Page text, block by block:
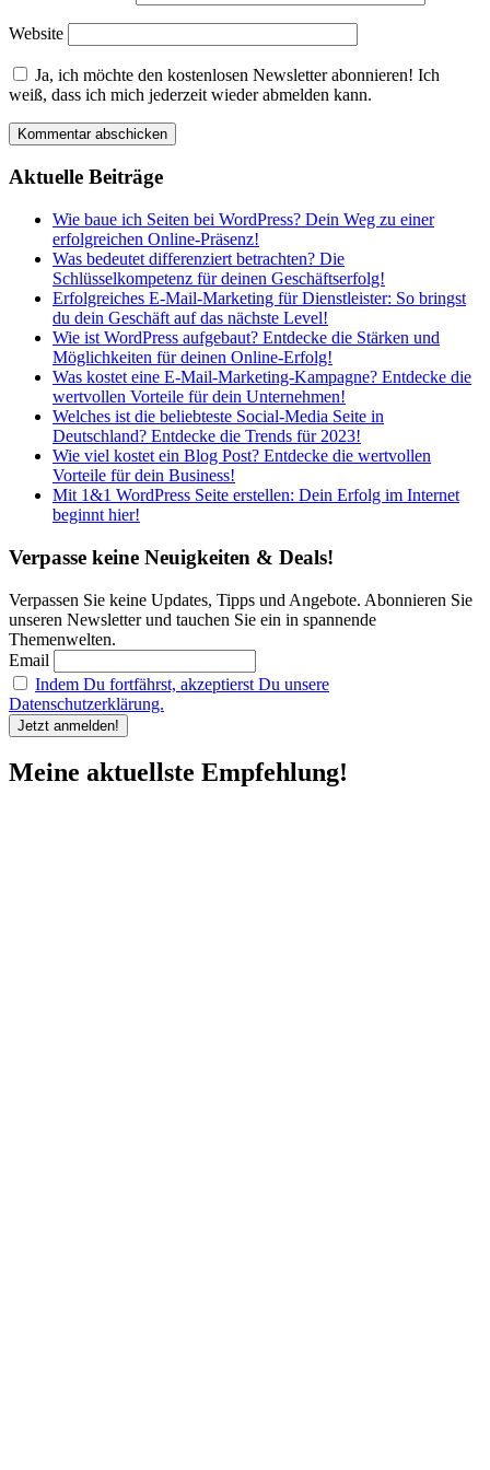
Website
Ja, ich möchte den kostenlosen Newsletter abonnieren! Ich
weiß, dass ich mich jederzeit wieder abmelden kann.
Aktuelle Beiträge
Wie baue ich Seiten bei WordPress? Dein Weg zu einer
erfolgreichen Online-Präsenz!
Was bedeutet differenziert betrachten? Die
Schlüsselkompetenz für deinen Geschäftserfolg!
Erfolgreiches E-Mail-Marketing für Dienstleister: So bringst
du dein Geschäft auf das nächste Level!
Wie ist WordPress aufgebaut? Entdecke die Stärken und
Möglichkeiten für deinen Online-Erfolg!
Was kostet eine E-Mail-Marketing-Kampagne? Entdecke die
wertvollen Vorteile für dein Unternehmen!
Welches ist die beliebteste Social-Media Seite in
Deutschland? Entdecke die Trends für 2023!
Wie viel kostet ein Blog Post? Entdecke die wertvollen
Vorteile für dein Business!
Mit 1&1 WordPress Seite erstellen: Dein Erfolg im Internet
beginnt hier!
Verpasse keine Neuigkeiten & Deals!
Verpassen Sie keine Updates, Tipps und Angebote. Abonnieren Sie
unseren Newsletter und tauchen Sie ein in spannende
Themenwelten.
Email
Indem Du fortfährst, akzeptierst Du unsere
Datenschutzerklärung.
Meine aktuellste Empfehlung!